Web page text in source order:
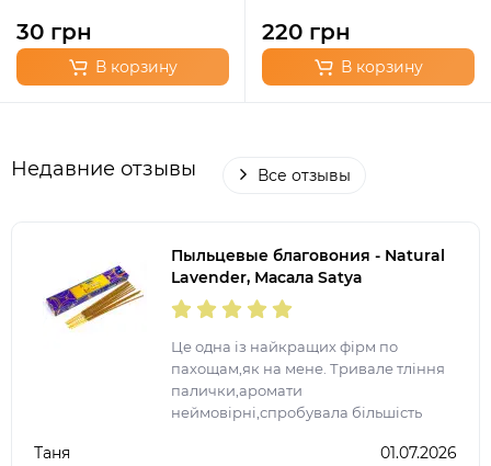
30 грн
В корзину
220 грн
В корзину
Недавние отзывы Все отзывы
Пыльцевые благовония - Natural
Lavender, Масала Satya
(Натуральная Лаванда)
Це одна із найкращих фірм по
пахощам,як на мене. Тривале тління
палички,аромати
неймовірні,спробувала більшість
запалення ще на довго залишається
Таня 01.07.2026